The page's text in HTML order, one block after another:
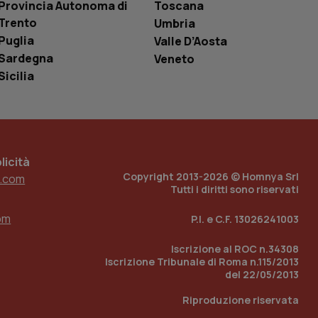
Autonoma di
Toscana
Umbria
Valle D’Aosta
Veneto
Copyright 2013-2026 © Homnya Srl
Tutti i diritti sono riservati
P.I. e C.F. 13026241003
Iscrizione al ROC n.34308
Iscrizione Tribunale di Roma n.115/2013
del 22/05/2013
Riproduzione riservata
un numero
in cui viene
sito, ma un
di accesso per
Analytics
per mantenere
incorporati
del sito web sta
di
traccia
incorporati